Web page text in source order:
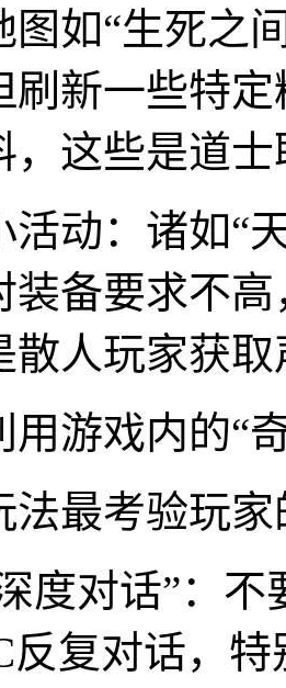
图如“生死之
刷新一些特
，这些是道
活动：诸如“
装备要求不
散人玩家获
用游戏内的“
法最考验玩
度对话”：
反复对话，